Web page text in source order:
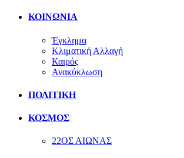
ΚΟΙΝΩΝΙΑ
Έγκλημα
Κλιματική Αλλαγή
Καιρός
Ανακύκλωση
ΠΟΛΙΤΙΚΗ
ΚΟΣΜΟΣ
22ΟΣ ΑΙΩΝΑΣ